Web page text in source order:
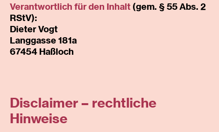
Verantwortlich für den Inhalt (gem. § 55 Abs. 2
RStV):
Dieter Vogt
Langgasse 181a
67454 Haßloch
Disclaimer – rechtliche
Hinweise